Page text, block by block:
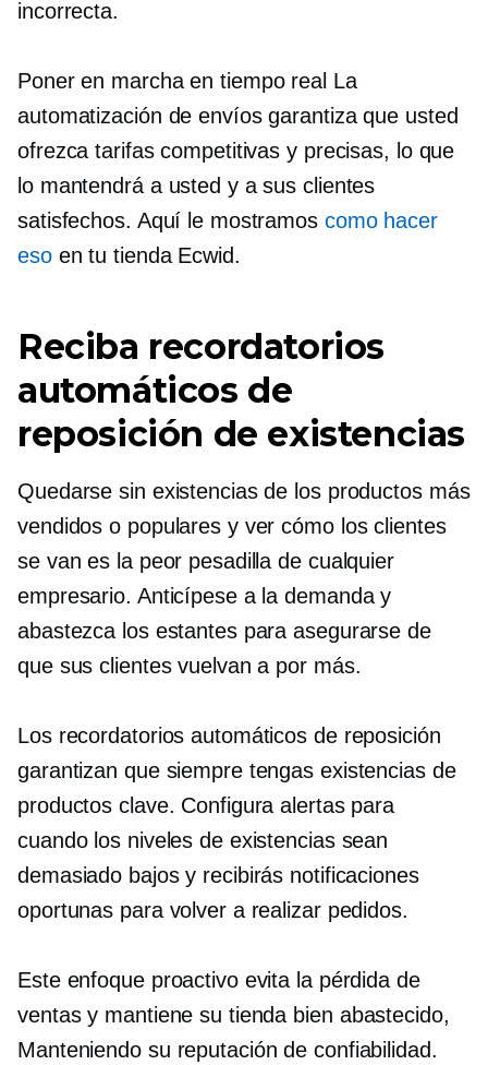
incorrecta.
Poner en marchaen tiempo real La
automatización de envíos garantiza que usted
ofrezca tarifas competitivas y precisas, lo que
lo mantendrá a usted y a sus clientes
satisfechos. Aquí le mostramos como hacer
esoen tu tienda Ecwid.
Reciba recordatorios
automáticos de
reposición de existencias
Quedarse sin existencias de los productos más
vendidos o populares y ver cómo los clientes
se van es la peor pesadilla de cualquier
empresario. Anticípese a la demanda y
abastezca los estantes para asegurarse de
que sus clientes vuelvan a por más.
Los recordatorios automáticos de reposición
garantizan que siempre tengas existencias de
productos clave. Configura alertas para
cuando los niveles de existencias sean
demasiado bajos y recibirás notificaciones
oportunas para volver a realizar pedidos.
Este enfoque proactivo evita la pérdida de
ventas y mantiene su tienda bien abastecido,
Manteniendo su reputación de confiabilidad.